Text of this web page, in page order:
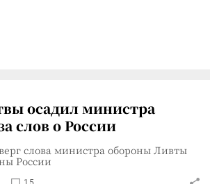
осадил министра
слов о России
слова министра обороны Ливты
России